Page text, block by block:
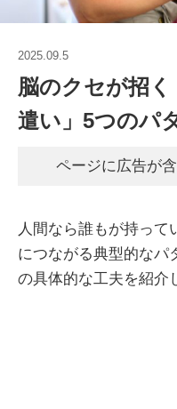
2025.09.5
脳のクセが招
遣い」5つのパ
ページに広告が
人間なら誰もが持って
につながる典型的なパ
の具体的な工夫を紹介